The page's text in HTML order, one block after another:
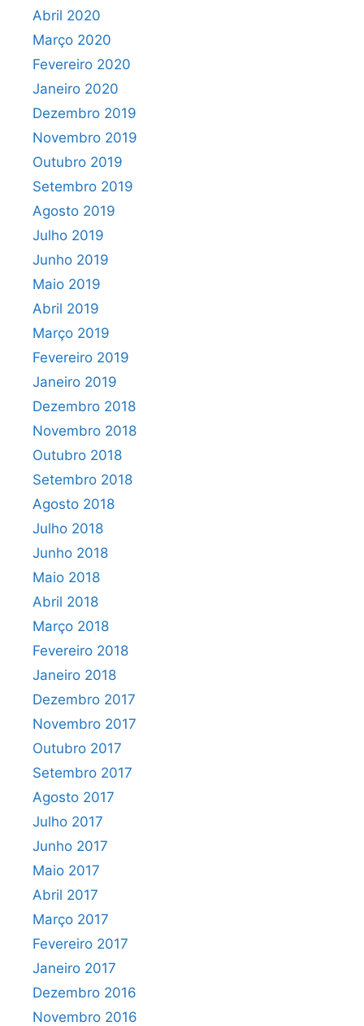
Abril 2020
Março 2020
Fevereiro 2020
Janeiro 2020
Dezembro 2019
Novembro 2019
Outubro 2019
Setembro 2019
Agosto 2019
Julho 2019
Junho 2019
Maio 2019
Abril 2019
Março 2019
Fevereiro 2019
Janeiro 2019
Dezembro 2018
Novembro 2018
Outubro 2018
Setembro 2018
Agosto 2018
Julho 2018
Junho 2018
Maio 2018
Abril 2018
Março 2018
Fevereiro 2018
Janeiro 2018
Dezembro 2017
Novembro 2017
Outubro 2017
Setembro 2017
Agosto 2017
Julho 2017
Junho 2017
Maio 2017
Abril 2017
Março 2017
Fevereiro 2017
Janeiro 2017
Dezembro 2016
Novembro 2016